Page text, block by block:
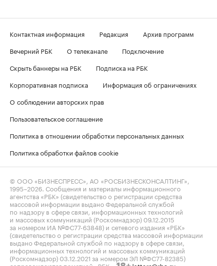
Контактная информация Редакция
Архив программ
Вечерний РБК
О телеканале
Подключение
Скрыть баннеры на РБК
Подписка на РБК
Корпоративная подписка
Информация об ограничениях
О соблюдении авторских прав
Пользовательское соглашение
Политика в отношении обработки персональных данных
Политика обработки файлов cookie
© ООО «БИЗНЕСПРЕСС», АО «РОСБИЗНЕСКОНСАЛТИНГ»,
1995–2026 . Сообщения и материалы информационного
агентства «РБК» (свидетельство о регистрации средства
массовой информации выдано Федеральной службой
по надзору в сфере связи, информационных технологий
и массовых коммуникаций (Роскомнадзор) 09.12.2015
за номером ИА №ФС77-63848) и сетевого издания «РБК»
(свидетельство о регистрации средства массовой информации
выдано Федеральной службой по надзору в сфере связи,
информационных технологий и массовых коммуникаций
(Роскомнадзор) 03.12.2021 за номером ЭЛ №ФС77-82385)